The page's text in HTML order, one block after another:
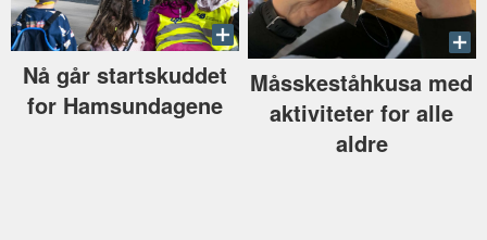
Nå går startskuddet
for Hamsundagene
Måsskeståhkusa med
aktiviteter for alle
aldre